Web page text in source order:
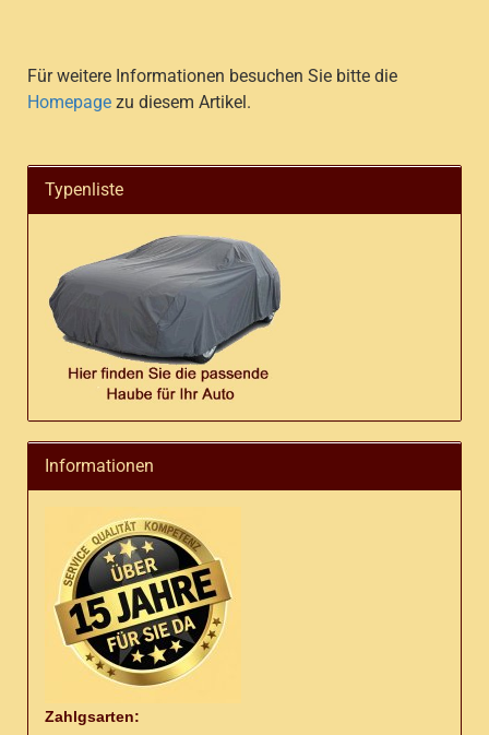
Für weitere Informationen besuchen Sie bitte die
Homepage zu diesem Artikel.
Typenliste
Informationen
Zahlgsarten: